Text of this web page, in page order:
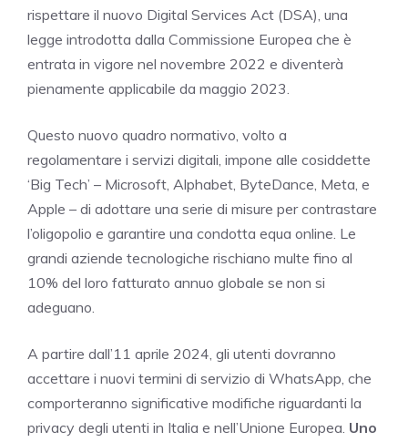
rispettare il nuovo Digital Services Act (DSA), una
legge introdotta dalla Commissione Europea che è
entrata in vigore nel novembre 2022 e diventerà
pienamente applicabile da maggio 2023.
Questo nuovo quadro normativo, volto a
regolamentare i servizi digitali, impone alle cosiddette
‘Big Tech’ – Microsoft, Alphabet, ByteDance, Meta, e
Apple – di adottare una serie di misure per contrastare
l’oligopolio e garantire una condotta equa online. Le
grandi aziende tecnologiche rischiano multe fino al
10% del loro fatturato annuo globale se non si
adeguano.
A partire dall’11 aprile 2024, gli utenti dovranno
accettare i nuovi termini di servizio di WhatsApp, che
comporteranno significative modifiche riguardanti la
privacy degli utenti in Italia e nell’Unione Europea. Uno